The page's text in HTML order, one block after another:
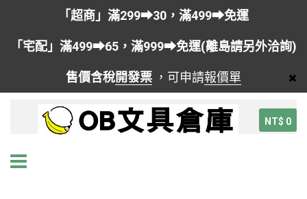
「超商」滿299➡30，滿499➡免運
「宅配」滿499➡65，滿999➡免運(離島請另外洽詢)
售價含稅開發票 ，可申請報價單
NT$ 0